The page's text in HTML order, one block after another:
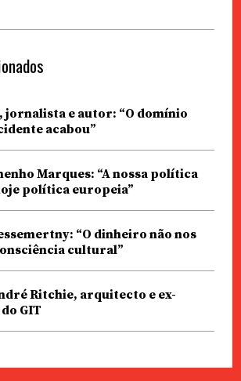
jornalista e autor: “O domínio
acabou”
Marques: “A nossa política
política europeia”
“O dinheiro não nos
cultural”
Ritchie, arquitecto e ex-
GIT